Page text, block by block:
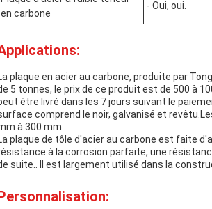
en carbone
- Oui, oui.
plaque en acier au carbone, produite par
5 tonnes, le prix de ce produit est de 500 à
être livré dans les 7 jours suivant le
comprend le noir, galvanisé et
à 300 mm.
plaque de tôle d'acier au carbone est faite
à la corrosion parfaite, une
suite.. Il est largement utilisé dans la